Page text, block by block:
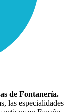
de Fontanería.
las especialidades